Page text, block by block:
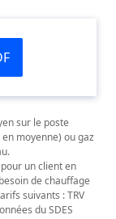
sur le poste
moyenne) ou gaz
un client en
de chauffage
suivants : TRV
du SDES